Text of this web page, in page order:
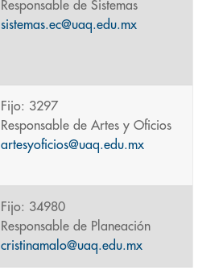
Responsable de Sistemas
sistemas.ec@uaq.edu.mx
Fijo: 3297
Responsable de Artes y Oficios
artesyoficios@uaq.edu.mx
Fijo: 34980
Responsable de Planeación
cristinamalo@uaq.edu.mx